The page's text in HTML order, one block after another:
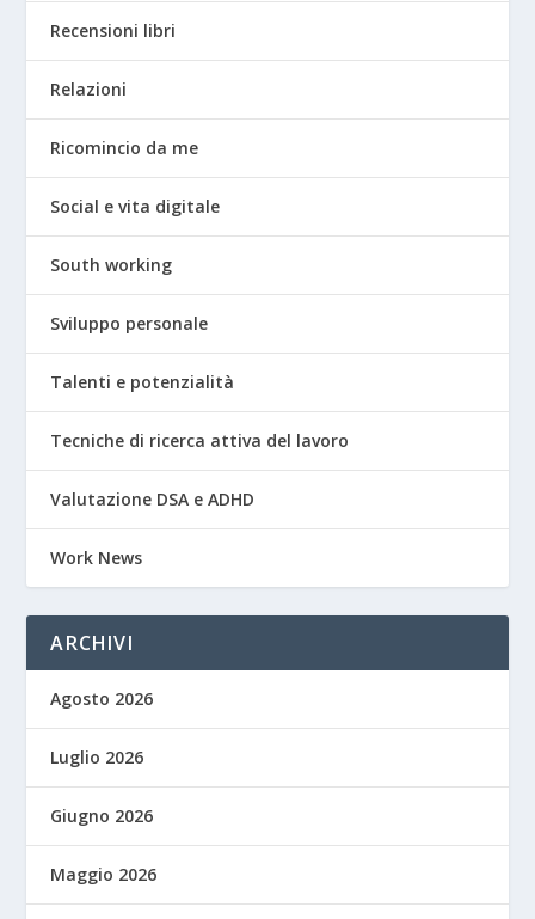
Recensioni libri
Relazioni
Ricomincio da me
Social e vita digitale
South working
Sviluppo personale
Talenti e potenzialità
Tecniche di ricerca attiva del lavoro
Valutazione DSA e ADHD
Work News
ARCHIVI
Agosto 2026
Luglio 2026
Giugno 2026
Maggio 2026